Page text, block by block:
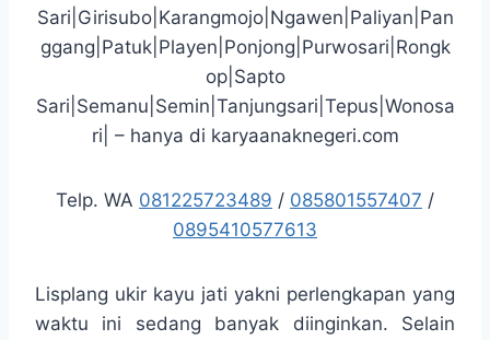
Sari|Girisubo|Karangmojo|Ngawen|Paliyan|Pan
ggang|Patuk|Playen|Ponjong|Purwosari|Rongk
op|Sapto
Sari|Semanu|Semin|Tanjungsari|Tepus|Wonosa
ri| – hanya di karyaanaknegeri.com
Telp. WA 081225723489 / 085801557407 /
0895410577613
Lisplang ukir kayu jati yakni perlengkapan yang
waktu ini sedang banyak diinginkan. Selain